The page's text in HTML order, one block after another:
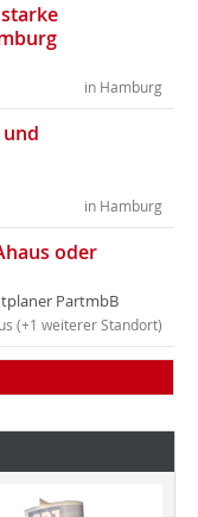
in Hamburg
in Hamburg
oder
PartmbB
(+1 weiterer Standort)